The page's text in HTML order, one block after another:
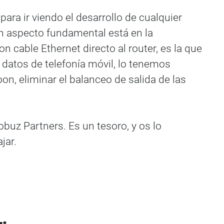
ir viendo el desarrollo de cualquier
aspecto fundamental está en la
cable Ethernet directo al router, es la que
de telefonía móvil, lo tenemos
eliminar el balanceo de salida de las
Partners. Es un tesoro, y os lo